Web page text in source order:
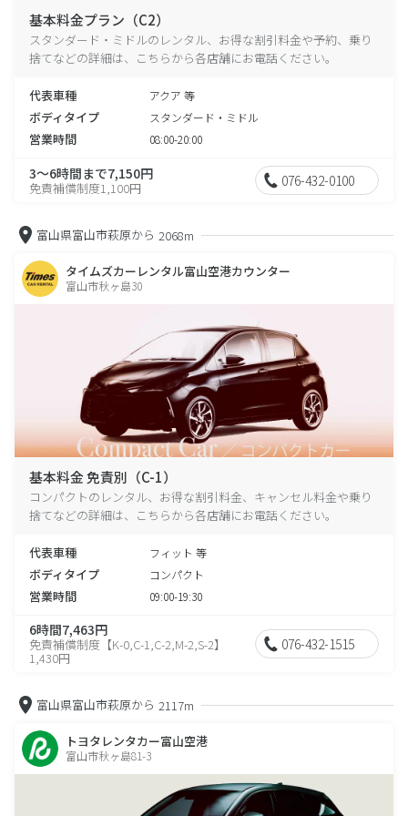
基本料金プラン（C2）
スタンダード・ミドルのレンタル、お得な割引料金や予約、乗り
捨てなどの詳細は、こちらから各店舗にお電話ください。
代表車種 アクア 等
ボディタイプ スタンダード・ミドル
営業時間 08:00-20:00
3～6時間まで7,150円
免責補償制度1,100円 076-432-0100
富山県富山市萩原から 2068m
タイムズカーレンタル富山空港カウンター
富山市秋ヶ島30
基本料金 免責別（C-1）
コンパクトのレンタル、お得な割引料金、キャンセル料金や乗り
捨てなどの詳細は、こちらから各店舗にお電話ください。
代表車種 フィット 等
ボディタイプ コンパクト
営業時間 09:00-19:30
6時間7,463円
免責補償制度【K-0,C-1,C-2,M-2,S-2】
1,430円
076-432-1515
富山県富山市萩原から 2117m
トヨタレンタカー富山空港
富山市秋ヶ島81-3